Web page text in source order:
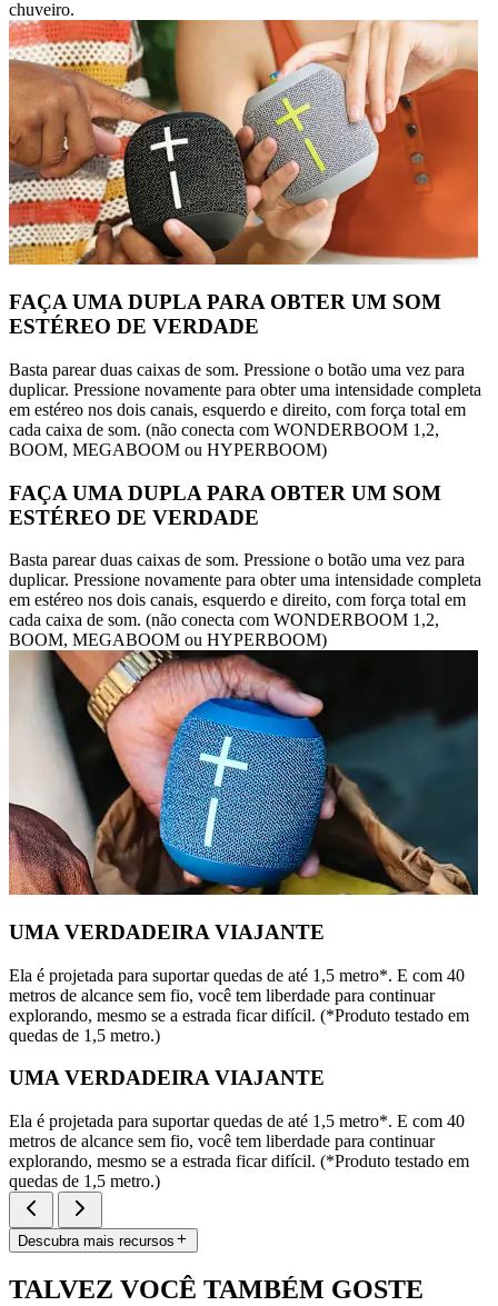
chuveiro.
FAÇA UMA DUPLA PARA OBTER UM SOM
ESTÉREO DE VERDADE
Basta parear duas caixas de som. Pressione o botão uma vez para
duplicar. Pressione novamente para obter uma intensidade completa
em estéreo nos dois canais, esquerdo e direito, com força total em
cada caixa de som. (não conecta com WONDERBOOM 1,2,
BOOM, MEGABOOM ou HYPERBOOM)
FAÇA UMA DUPLA PARA OBTER UM SOM
ESTÉREO DE VERDADE
Basta parear duas caixas de som. Pressione o botão uma vez para
duplicar. Pressione novamente para obter uma intensidade completa
em estéreo nos dois canais, esquerdo e direito, com força total em
cada caixa de som. (não conecta com WONDERBOOM 1,2,
BOOM, MEGABOOM ou HYPERBOOM)
UMA VERDADEIRA VIAJANTE
Ela é projetada para suportar quedas de até 1,5 metro*. E com 40
metros de alcance sem fio, você tem liberdade para continuar
explorando, mesmo se a estrada ficar difícil. (*Produto testado em
quedas de 1,5 metro.)
UMA VERDADEIRA VIAJANTE
Ela é projetada para suportar quedas de até 1,5 metro*. E com 40
metros de alcance sem fio, você tem liberdade para continuar
explorando, mesmo se a estrada ficar difícil. (*Produto testado em
quedas de 1,5 metro.)
Descubra mais recursos
TALVEZ VOCÊ TAMBÉM GOSTE